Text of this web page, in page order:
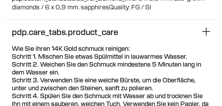
diamonds / 6 x 0,9 mm. sapphiresQuality: FG / SI
pdp.care_tabs.product_care
Wie Sie ihren 14K Gold schmuck reinigen:
Schritt 1. Mischen Sie etwas Spülmittel in lauwarmes Wasser.
Schritt 2. Weichen Sie den Schmuck mindestens 5 Minuten lang in
dem Wasser ein.
Schritt 3. Verwenden Sie eine weiche Bürste, um die Oberfläche,
unter und zwischen den Steinen, sanft zu polieren.
Schritt 4. Spülen Sie den Schmuck mit Wasser ab und trocknen Sie
ihn mit einem sauberen, weichen Tuch. Verwenden Sie kein Papier, da